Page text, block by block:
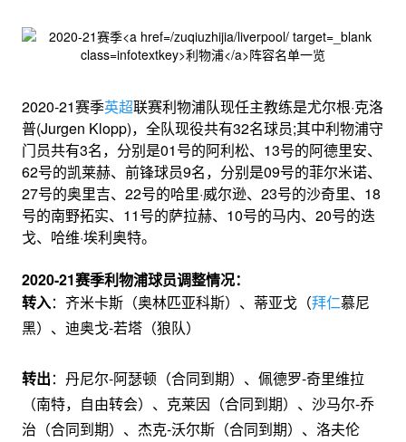
2020-21赛季英超联赛利物浦队现任主教练是尤尔根·克洛
普(Jurgen Klopp)，全队现役共有32名球员;其中利物浦守
门员共有3名，分别是01号的阿利松、13号的阿德里安、
62号的凯莱赫、前锋球员9名，分别是09号的菲尔米诺、
27号的奥里吉、22号的哈里·威尔逊、23号的沙奇里、18
号的南野拓实、11号的萨拉赫、10号的马内、20号的迭
戈、哈维·埃利奥特。
2020-21赛季利物浦球员调整情况：
转入：齐米卡斯（奥林匹亚科斯）、蒂亚戈（拜仁慕尼
黑）、迪奥戈-若塔（狼队）
转出：丹尼尔-阿瑟顿（合同到期）、佩德罗-奇里维拉
（南特，自由转会）、克莱因（合同到期）、沙马尔-乔
治（合同到期）、杰克-沃尔斯（合同到期）、洛夫伦